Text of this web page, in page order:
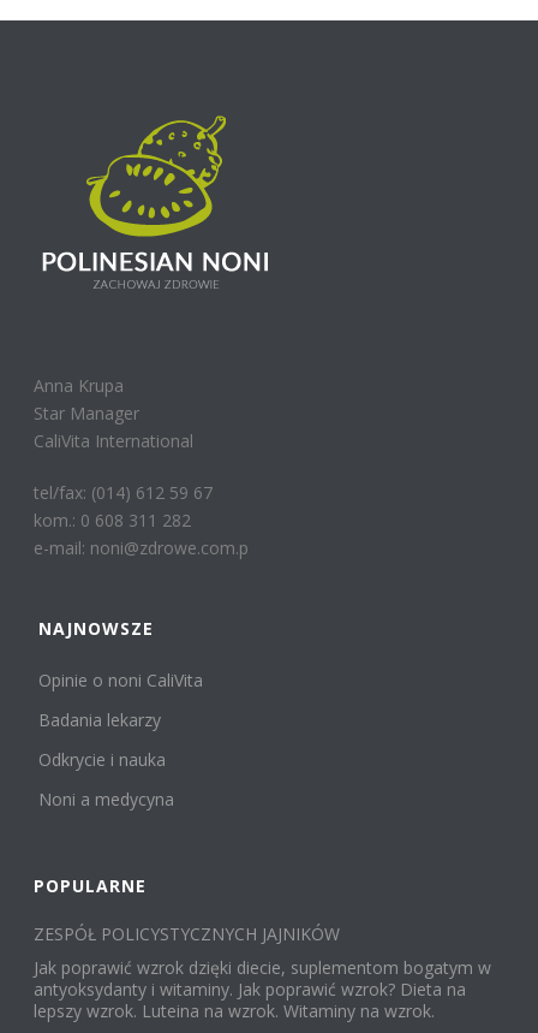
Anna Krupa
Star Manager
CaliVita International
tel/fax: (014) 612 59 67
kom.: 0 608 311 282
e-mail: noni@zdrowe.com.p
NAJNOWSZE
Opinie o noni CaliVita
Badania lekarzy
Odkrycie i nauka
Noni a medycyna
POPULARNE
ZESPÓŁ POLICYSTYCZNYCH JAJNIKÓW
Jak poprawić wzrok dzięki diecie, suplementom bogatym w
antyoksydanty i witaminy. Jak poprawić wzrok? Dieta na
lepszy wzrok. Luteina na wzrok. Witaminy na wzrok.